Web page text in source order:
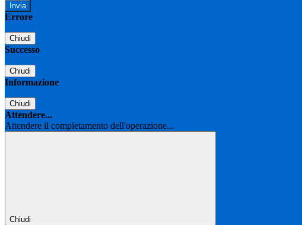
Errore
Chiudi
Successo
Chiudi
Informazione
Chiudi
Attendere...
Attendere il completamento dell'operazione...
Chiudi